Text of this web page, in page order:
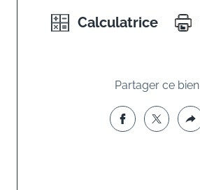
Calculatrice
Partager ce bien